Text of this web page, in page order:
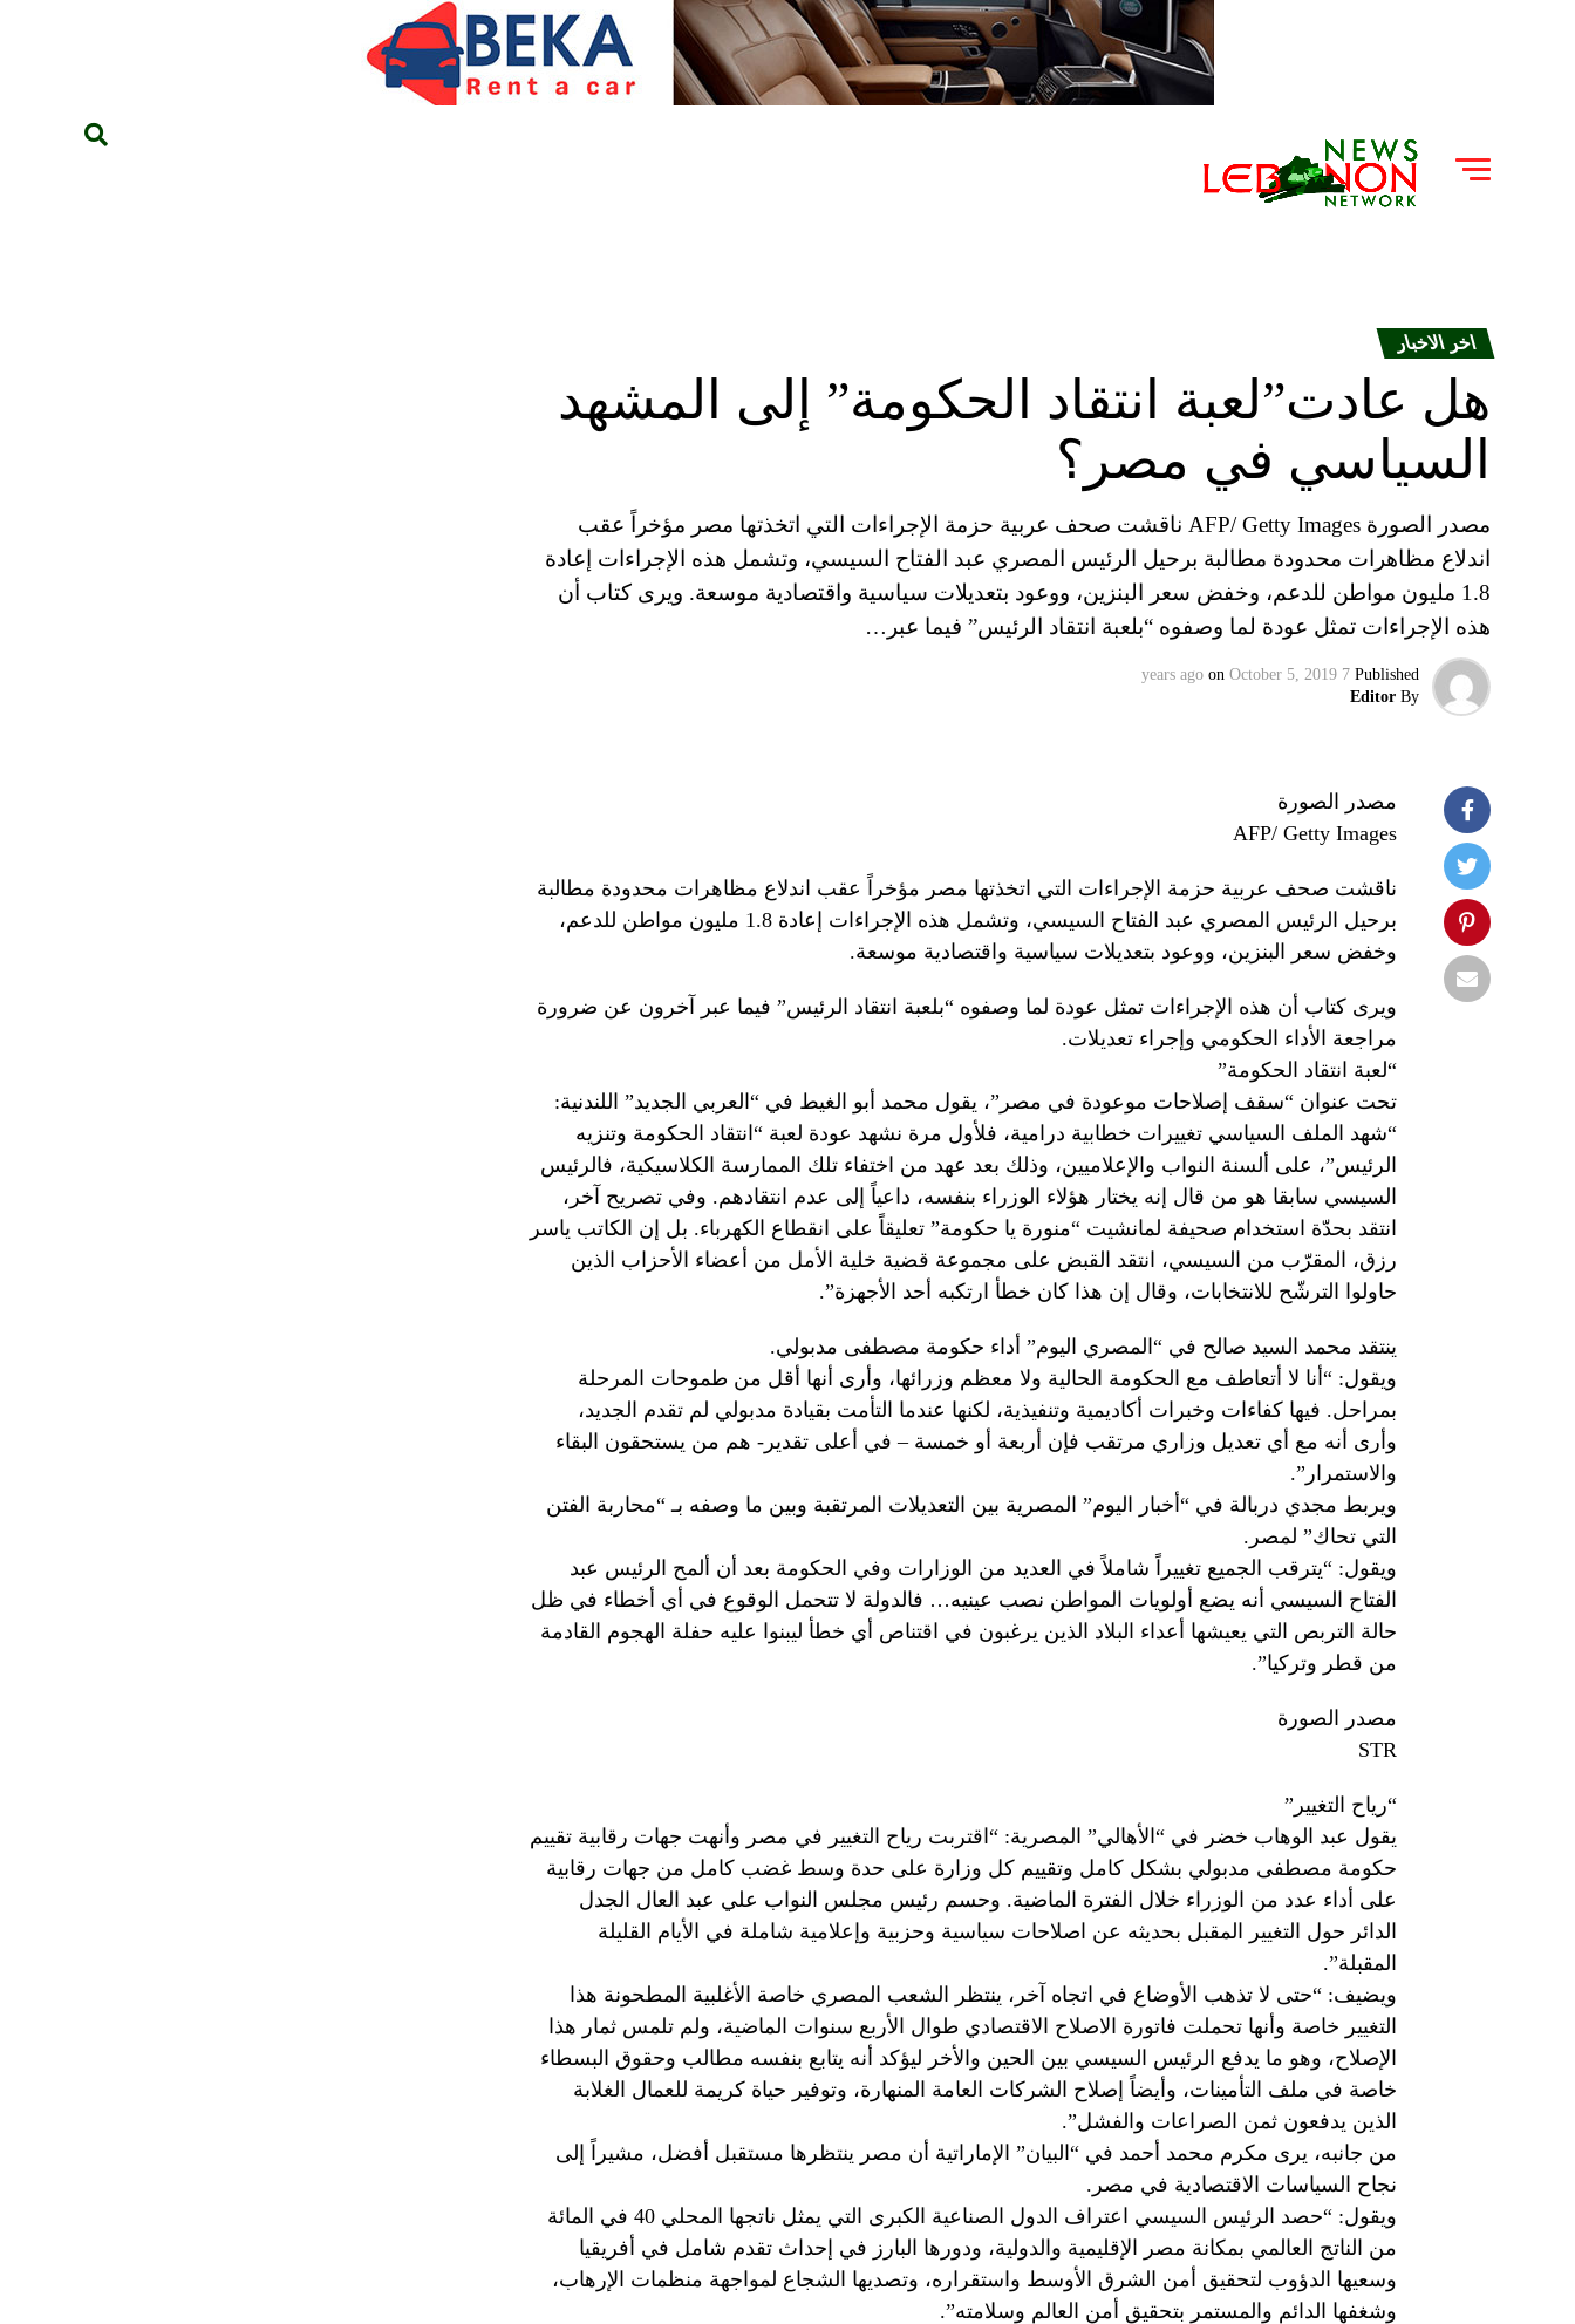
اخر الاخبار
هل عادت”لعبة انتقاد الحكومة” إلى المشهد
السياسي في مصر؟
مصدر الصورة AFP/ Getty Images ناقشت صحف عربية حزمة الإجراءات التي اتخذتها مصر مؤخراً عقب
اندلاع مظاهرات محدودة مطالبة برحيل الرئيس المصري عبد الفتاح السيسي، وتشمل هذه الإجراءات إعادة
1.8 مليون مواطن للدعم، وخفض سعر البنزين، ووعود بتعديلات سياسية واقتصادية موسعة. ويرى كتاب أن
هذه الإجراءات تمثل عودة لما وصفوه “بلعبة انتقاد الرئيس” فيما عبر…
Published
7 years ago
on October 5, 2019
By
Editor
مصدر الصورة
AFP/ Getty Images
ناقشت صحف عربية حزمة الإجراءات التي اتخذتها مصر مؤخراً عقب اندلاع مظاهرات محدودة مطالبة
برحيل الرئيس المصري عبد الفتاح السيسي، وتشمل هذه الإجراءات إعادة 1.8 مليون مواطن للدعم،
وخفض سعر البنزين، ووعود بتعديلات سياسية واقتصادية موسعة.
ويرى كتاب أن هذه الإجراءات تمثل عودة لما وصفوه “بلعبة انتقاد الرئيس” فيما عبر آخرون عن ضرورة
مراجعة الأداء الحكومي وإجراء تعديلات.
“لعبة انتقاد الحكومة”
تحت عنوان “سقف إصلاحات موعودة في مصر”، يقول محمد أبو الغيط في “العربي الجديد” اللندنية:
“شهد الملف السياسي تغييرات خطابية درامية، فلأول مرة نشهد عودة لعبة “انتقاد الحكومة وتنزيه
الرئيس”، على ألسنة النواب والإعلاميين، وذلك بعد عهد من اختفاء تلك الممارسة الكلاسيكية، فالرئيس
السيسي سابقا هو من قال إنه يختار هؤلاء الوزراء بنفسه، داعياً إلى عدم انتقادهم. وفي تصريح آخر،
انتقد بحدّة استخدام صحيفة لمانشيت “منورة يا حكومة” تعليقاً على انقطاع الكهرباء. بل إن الكاتب ياسر
رزق، المقرّب من السيسي، انتقد القبض على مجموعة قضية خلية الأمل من أعضاء الأحزاب الذين
حاولوا الترشّح للانتخابات، وقال إن هذا كان خطأ ارتكبه أحد الأجهزة”.
ينتقد محمد السيد صالح في “المصري اليوم” أداء حكومة مصطفى مدبولي.
ويقول: “أنا لا أتعاطف مع الحكومة الحالية ولا معظم وزرائها، وأرى أنها أقل من طموحات المرحلة
بمراحل. فيها كفاءات وخبرات أكاديمية وتنفيذية، لكنها عندما التأمت بقيادة مدبولي لم تقدم الجديد،
وأرى أنه مع أي تعديل وزاري مرتقب فإن أربعة أو خمسة – في أعلى تقدير- هم من يستحقون البقاء
والاستمرار”.
ويربط مجدي دربالة في “أخبار اليوم” المصرية بين التعديلات المرتقبة وبين ما وصفه بـ “محاربة الفتن
التي تحاك” لمصر.
ويقول: “يترقب الجميع تغييراً شاملاً في العديد من الوزارات وفي الحكومة بعد أن ألمح الرئيس عبد
الفتاح السيسي أنه يضع أولويات المواطن نصب عينيه… فالدولة لا تتحمل الوقوع في أي أخطاء في ظل
حالة التربص التي يعيشها أعداء البلاد الذين يرغبون في اقتناص أي خطأ ليبنوا عليه حفلة الهجوم القادمة
من قطر وتركيا”.
مصدر الصورة
STR
“رياح التغيير”
يقول عبد الوهاب خضر في “الأهالي” المصرية: “اقتربت رياح التغيير في مصر وأنهت جهات رقابية تقييم
حكومة مصطفى مدبولي بشكل كامل وتقييم كل وزارة على حدة وسط غضب كامل من جهات رقابية
على أداء عدد من الوزراء خلال الفترة الماضية. وحسم رئيس مجلس النواب علي عبد العال الجدل
الدائر حول التغيير المقبل بحديثه عن اصلاحات سياسية وحزبية وإعلامية شاملة في الأيام القليلة
المقبلة”.
ويضيف: “حتى لا تذهب الأوضاع في اتجاه آخر، ينتظر الشعب المصري خاصة الأغلبية المطحونة هذا
التغيير خاصة وأنها تحملت فاتورة الاصلاح الاقتصادي طوال الأربع سنوات الماضية، ولم تلمس ثمار هذا
الإصلاح، وهو ما يدفع الرئيس السيسي بين الحين والأخر ليؤكد أنه يتابع بنفسه مطالب وحقوق البسطاء
خاصة في ملف التأمينات، وأيضاً إصلاح الشركات العامة المنهارة، وتوفير حياة كريمة للعمال الغلابة
الذين يدفعون ثمن الصراعات والفشل”.
من جانبه، يرى مكرم محمد أحمد في “البيان” الإماراتية أن مصر ينتظرها مستقبل أفضل، مشيراً إلى
نجاح السياسات الاقتصادية في مصر.
ويقول: “حصد الرئيس السيسي اعتراف الدول الصناعية الكبرى التي يمثل ناتجها المحلي 40 في المائة
من الناتج العالمي بمكانة مصر الإقليمية والدولية، ودورها البارز في إحداث تقدم شامل في أفريقيا
وسعيها الدؤوب لتحقيق أمن الشرق الأوسط واستقراره، وتصديها الشجاع لمواجهة منظمات الإرهاب،
وشغفها الدائم والمستمر بتحقيق أمن العالم وسلامته”.